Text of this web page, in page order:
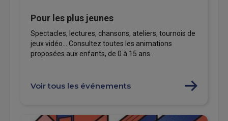
Pour les plus jeunes
Spectacles, lectures, chansons, ateliers, tournois de
jeux vidéo... Consultez toutes les animations
proposées aux enfants, de 0 à 15 ans.
Voir tous les événements